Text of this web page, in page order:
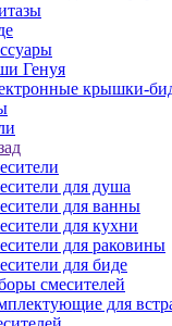
Генуя
крышки-
для душа
для ванны
для кухни
для раковины
для биде
смесителей
для